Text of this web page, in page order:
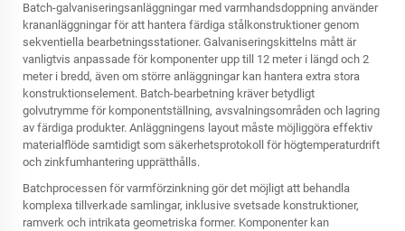
Batch-galvaniseringsanläggningar med varmhandsdoppning använder
krananläggningar för att hantera färdiga stålkonstruktioner genom
sekventiella bearbetningsstationer. Galvaniseringskittelns mått är
vanligtvis anpassade för komponenter upp till 12 meter i längd och 2
meter i bredd, även om större anläggningar kan hantera extra stora
konstruktionselement. Batch-bearbetning kräver betydligt
golvutrymme för komponentställning, avsvalningsområden och lagring
av färdiga produkter. Anläggningens layout måste möjliggöra effektiv
materialflöde samtidigt som säkerhetsprotokoll för högtemperaturdrift
och zinkfumhantering upprätthålls.
Batchprocessen för varmförzinkning gör det möjligt att behandla
komplexa tillverkade samlingar, inklusive svetsade konstruktioner,
ramverk och intrikata geometriska former. Komponenter kan